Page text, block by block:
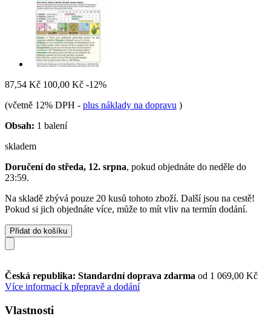
87,54 Kč 100,00 Kč -12%
(včetně 12% DPH - plus náklady na dopravu )
Obsah: 1 balení
skladem
Doručení do středa, 12. srpna, pokud objednáte do neděle do
23:59.
Na skladě zbývá pouze 20 kusů tohoto zboží. Další jsou na cestě!
Pokud si jich objednáte více, může to mít vliv na termín dodání.
Přidat do košíku
Česká republika: Standardní doprava zdarma od 1 069,00 Kč
Více informací k přepravě a dodání
Vlastnosti